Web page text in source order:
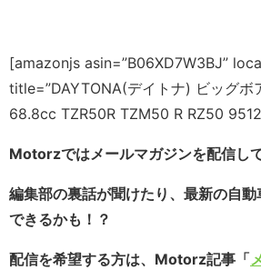
[amazonjs asin=”B06XD7W3BJ”
title=”DAYTONA(デイトナ) ビッグボ
68.8cc TZR50R TZM50 R RZ50
Motorzではメールマガジンを配信して
編集部の裏話が聞けたり、最新の自
できるかも！？
配信を希望する方は、Motorz記事「